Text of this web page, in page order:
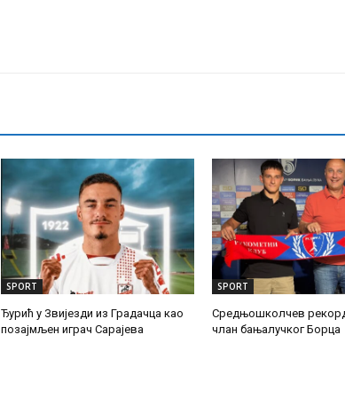
SPORT
Ђурић у Звијезди из Градачца као
позајмљен играч Сарајева
SPORT
Средњошколчев
члан бањалучког Борца